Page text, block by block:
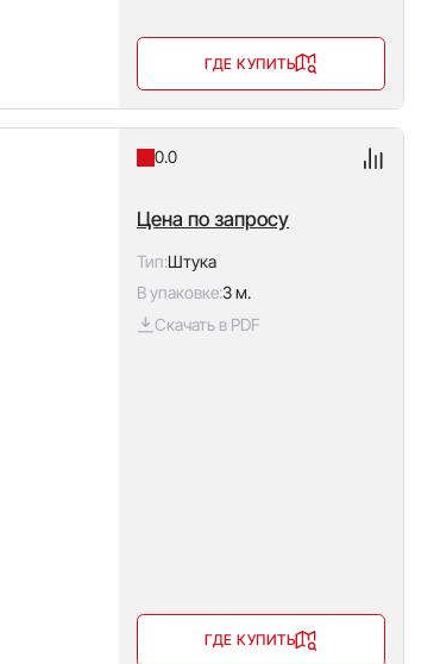
ГДЕ КУПИТЬ
0.0
Цена по запросу
Тип:Штука
В упаковке:3 м.
Скачать в PDF
ГДЕ КУПИТЬ